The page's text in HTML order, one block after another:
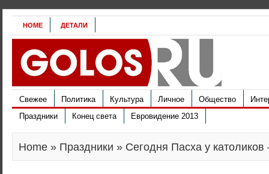
HOME ДЕТАЛИ
Свежее Политика Культура Личное Общество
Праздники
Конец света Евровидение 2013
Home » Праздники » Сегодня Пасха у